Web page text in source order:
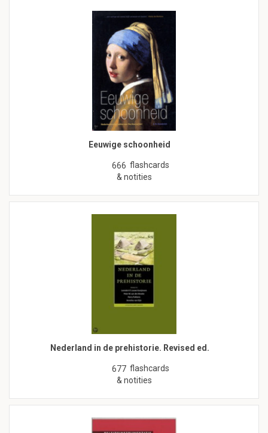
Eeuwige schoonheid
666 flashcards
& notities
Nederland in de prehistorie. Revised ed.
677 flashcards
& notities